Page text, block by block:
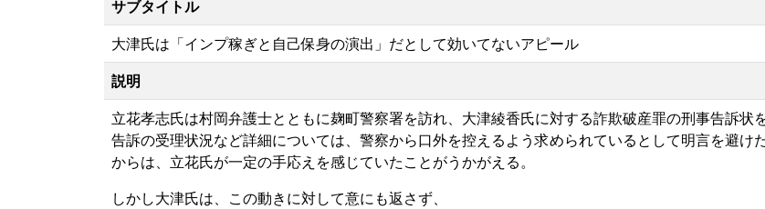
サブタイトル
大津氏は「インプ稼ぎと自己保身の演出」だとして効いてないアピール
説明
立花孝志氏は村岡弁護士とともに麹町警察署を訪れ、大津綾香氏に対する詐欺破産罪の刑事告訴状を
告訴の受理状況など詳細については、警察から口外を控えるよう求められているとして明言を避け
からは、立花氏が一定の手応えを感じていたことがうかがえる。
しかし大津氏は、この動きに対して意にも返さず、